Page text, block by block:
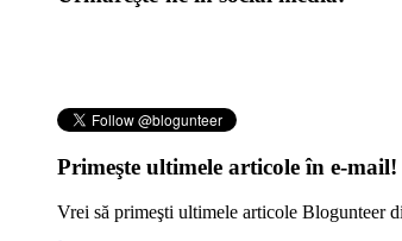
Primeşte ultimele articole în e-mail!
Vrei să primeşti ultimele articole Blogunteer